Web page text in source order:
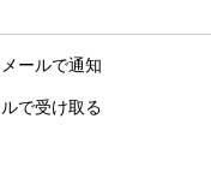
ールで通知
で受け取る